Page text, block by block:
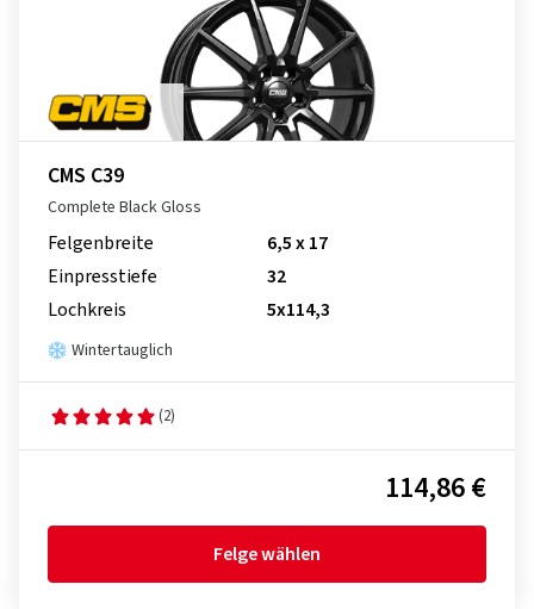
CMS C39
Complete Black Gloss
Felgenbreite
6,5 x 17
Einpresstiefe
32
Lochkreis
5x114,3
Wintertauglich
(2)
114,86 €
Felge wählen